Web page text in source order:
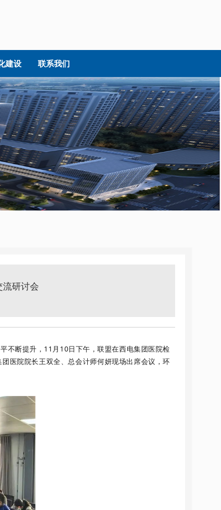
建设 联系我们
研讨会
不断提升，11月10日下午，联盟在西电集团医院检
医院院长王双全、总会计师何妍现场出席会议，环